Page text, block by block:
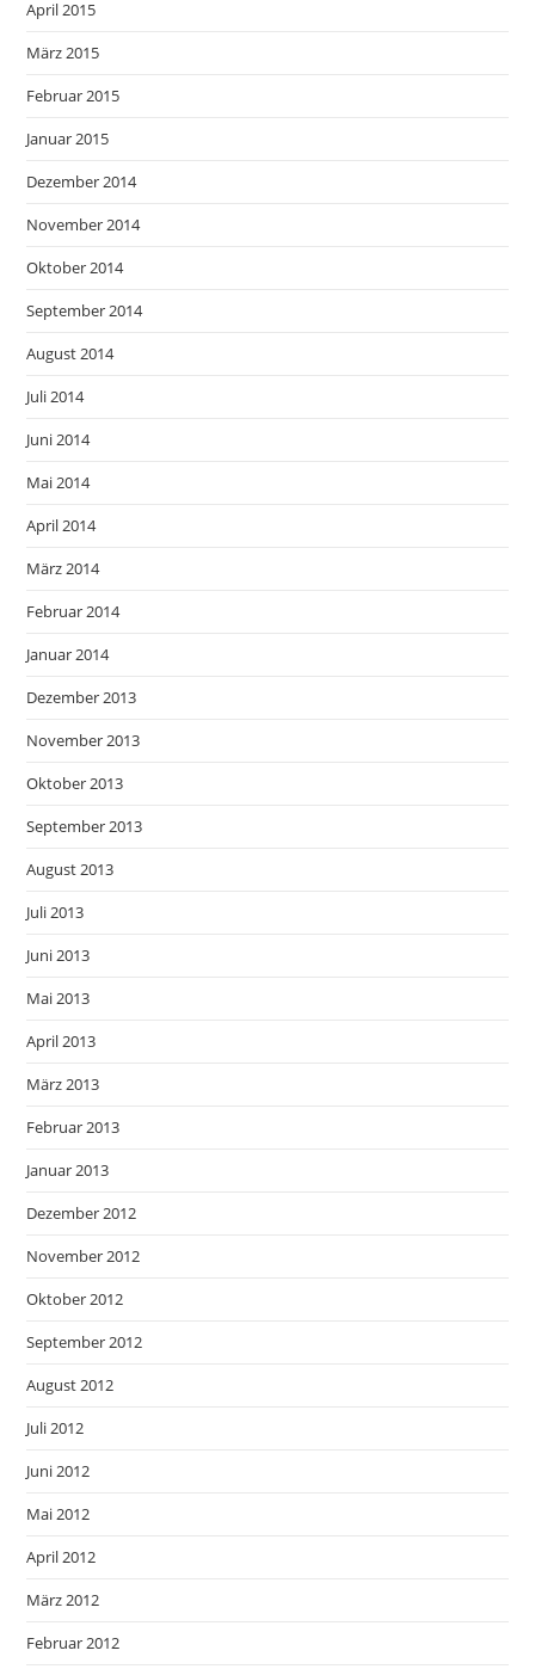
April 2015
März 2015
Februar 2015
Januar 2015
Dezember 2014
November 2014
Oktober 2014
September 2014
August 2014
Juli 2014
Juni 2014
Mai 2014
April 2014
März 2014
Februar 2014
Januar 2014
Dezember 2013
November 2013
Oktober 2013
September 2013
August 2013
Juli 2013
Juni 2013
Mai 2013
April 2013
März 2013
Februar 2013
Januar 2013
Dezember 2012
November 2012
Oktober 2012
September 2012
August 2012
Juli 2012
Juni 2012
Mai 2012
April 2012
März 2012
Februar 2012